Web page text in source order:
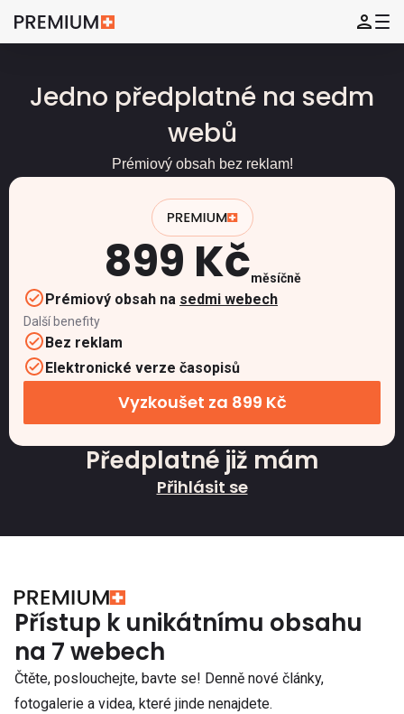
Jedno předplatné na sedm
webů
Prémiový obsah bez reklam!
899 Kčměsíčně
Prémiový obsah na sedmi webech
Další benefity
Bez reklam
Elektronické verze časopisů
Vyzkoušet za 899 Kč
Předplatné již mám
Přihlásit se
Přístup k unikátnímu obsahu
na 7 webech
Čtěte, poslouchejte, bavte se! Denně nové články,
fotogalerie a videa, které jinde nenajdete.